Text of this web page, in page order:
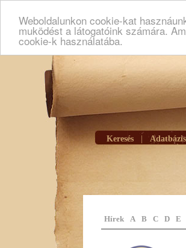
Weboldalunkon cookie-kat
muködést a látogatóink számára.
cookie-k használatába.
Keresés Adatbázis
Hírek A B C D E